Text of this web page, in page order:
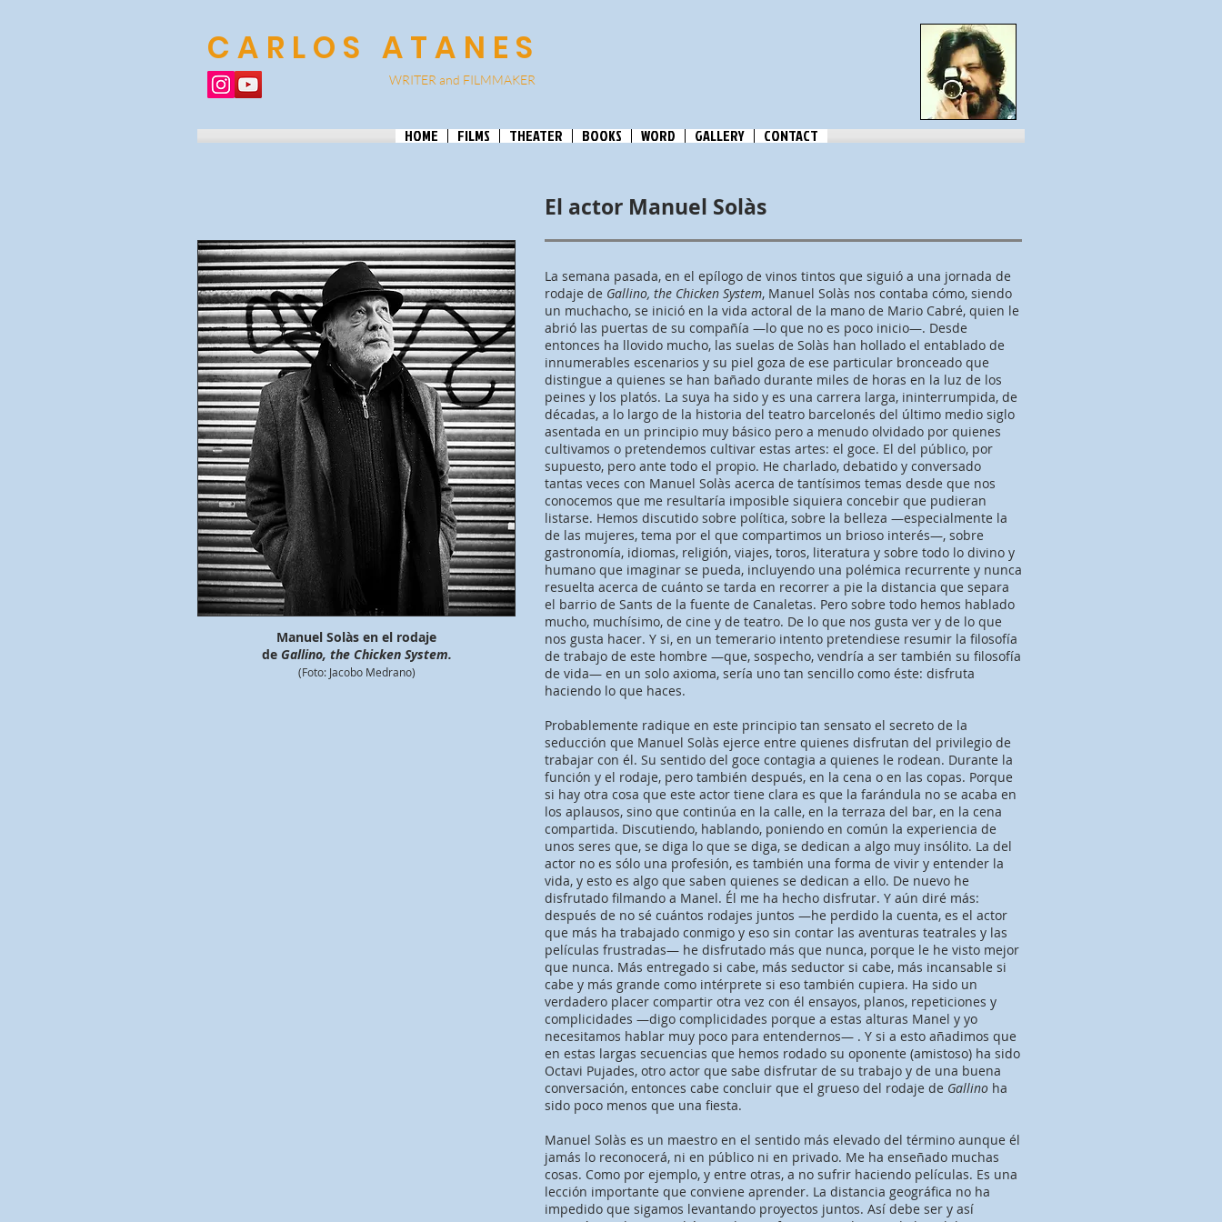
CARLOS ATANES
WRITER and FILMMAKER
HOME FILMS THEATER BOOKS WORD GALLERY CONTACT
Manuel Solàs en el rodaje
de Gallino, the Chicken System.
(Foto: Jacobo Medrano)
El actor Manuel Solàs
La semana pasada, en el epílogo de vinos tintos que siguió a una jornada de
rodaje de Gallino, the Chicken System, Manuel Solàs nos contaba cómo, siendo
un muchacho, se inició en la vida actoral de la mano de Mario Cabré, quien le
abrió las puertas de su compañía —lo que no es poco inicio—. Desde
entonces ha llovido mucho, las suelas de Solàs han hollado el entablado de
innumerables escenarios y su piel goza de ese particular bronceado que
distingue a quienes se han bañado durante miles de horas en la luz de los
peines y los platós. La suya ha sido y es una carrera larga, ininterrumpida, de
décadas, a lo largo de la historia del teatro barcelonés del último medio siglo
asentada en un principio muy básico pero a menudo olvidado por quienes
cultivamos o pretendemos cultivar estas artes: el goce. El del público, por
supuesto, pero ante todo el propio. He charlado, debatido y conversado
tantas veces con Manuel Solàs acerca de tantísimos temas desde que nos
conocemos que me resultaría imposible siquiera concebir que pudieran
listarse. Hemos discutido sobre política, sobre la belleza —especialmente la
de las mujeres, tema por el que compartimos un brioso interés—, sobre
gastronomía, idiomas, religión, viajes, toros, literatura y sobre todo lo divino y
humano que imaginar se pueda, incluyendo una polémica recurrente y nunca
resuelta acerca de cuánto se tarda en recorrer a pie la distancia que separa
el barrio de Sants de la fuente de Canaletas. Pero sobre todo hemos hablado
mucho, muchísimo, de cine y de teatro. De lo que nos gusta ver y de lo que
nos gusta hacer. Y si, en un temerario intento pretendiese resumir la filosofía
de trabajo de este hombre —que, sospecho, vendría a ser también su filosofía
de vida— en un solo axioma, sería uno tan sencillo como éste: disfruta
haciendo lo que haces.
Probablemente radique en este principio tan sensato el secreto de la
seducción que Manuel Solàs ejerce entre quienes disfrutan del privilegio de
trabajar con él. Su sentido del goce contagia a quienes le rodean. Durante la
función y el rodaje, pero también después, en la cena o en las copas. Porque
si hay otra cosa que este actor tiene clara es que la farándula no se acaba en
los aplausos, sino que continúa en la calle, en la terraza del bar, en la cena
compartida. Discutiendo, hablando, poniendo en común la experiencia de
unos seres que, se diga lo que se diga, se dedican a algo muy insólito. La del
actor no es sólo una profesión, es también una forma de vivir y entender la
vida, y esto es algo que saben quienes se dedican a ello. De nuevo he
disfrutado filmando a Manel. Él me ha hecho disfrutar. Y aún diré más:
después de no sé cuántos rodajes juntos —he perdido la cuenta, es el actor
que más ha trabajado conmigo y eso sin contar las aventuras teatrales y las
películas frustradas— he disfrutado más que nunca, porque le he visto mejor
que nunca. Más entregado si cabe, más seductor si cabe, más incansable si
cabe y más grande como intérprete si eso también cupiera. Ha sido un
verdadero placer compartir otra vez con él ensayos, planos, repeticiones y
complicidades —digo complicidades porque a estas alturas Manel y yo
necesitamos hablar muy poco para entendernos— . Y si a esto añadimos que
en estas largas secuencias que hemos rodado su oponente (amistoso) ha sido
Octavi Pujades, otro actor que sabe disfrutar de su trabajo y de una buena
conversación, entonces cabe concluir que el grueso del rodaje de Gallino ha
sido poco menos que una fiesta.
Manuel Solàs es un maestro en el sentido más elevado del término aunque él
jamás lo reconocerá, ni en público ni en privado. Me ha enseñado muchas
cosas. Como por ejemplo, y entre otras, a no sufrir haciendo películas. Es una
lección importante que conviene aprender. La distancia geográfica no ha
impedido que sigamos levantando proyectos juntos. Así debe ser y así